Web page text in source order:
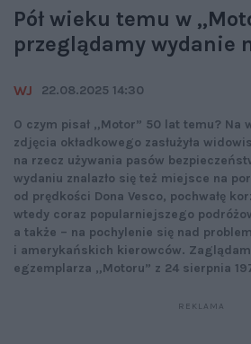
Pół wieku temu w
przeglądamy wydanie
WJ 22.08.2025 14:30
O czym pisał „Motor” 50 lat temu? Na
zdjęcia okładkowego zasłużyła
na rzecz używania pasów
wydaniu znalazło się też miejsce na
od prędkości Dona Vesco, pochwałę
wtedy coraz popularniejszego
a także – na pochylenie się nad
i amerykańskich kierowców.
egzemplarza „Motoru” z 24 sierpnia